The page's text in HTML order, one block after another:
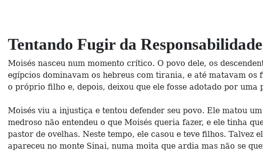
Tentando Fugir da Responsabilidade
Moisés nasceu num momento crítico. O povo dele, os
egípcios dominavam os hebreus com tirania, e até matavam
o próprio filho e, depois, deixou que ele fosse adotado por uma
Moisés viu a injustiça e tentou defender seu povo. Ele matou
medroso não entendeu o que Moisés queria fazer, e ele tinha
pastor de ovelhas. Neste tempo, ele casou e teve filhos. Talvez
apareceu no monte Sinai, numa moita que ardia mas não se